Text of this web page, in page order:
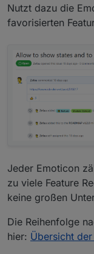
Nutzt dazu die
favorisierten
Jeder Emoticon
zu viele Feature
keine großen
Die Reihenfolge
hier: Übersicht der